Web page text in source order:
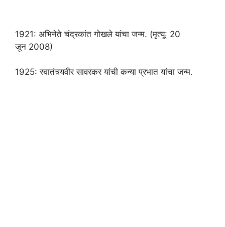
1921: अभिनेते चंद्रकांत गोखले यांचा जन्म. (मृत्यू: 20
जून 2008)
1925: स्वातंत्र्यवीर सावरकर यांची कन्या प्रभात यांचा जन्म.